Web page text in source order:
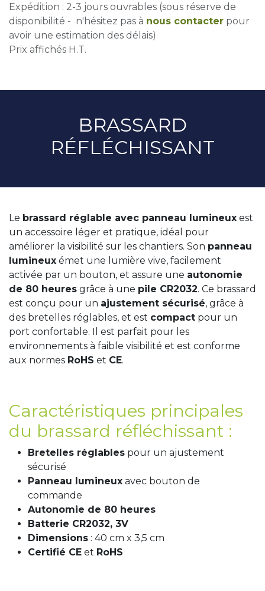
Expédition : 2-3 jours ouvrables (sous réserve de
disponibilité - n'hésitez pas à nous contacter pour
avoir une estimation des délais)
Prix affichés H.T.
BRASSARD
RÉFLÉCHISSANT
Le brassard réglable avec panneau lumineux est
un accessoire léger et pratique, idéal pour
améliorer la visibilité sur les chantiers. Son panneau
lumineux émet une lumière vive, facilement
activée par un bouton, et assure une autonomie
de 80 heures grâce à une pile CR2032. Ce brassard
est conçu pour un ajustement sécurisé, grâce à
des bretelles réglables, et est compact pour un
port confortable. Il est parfait pour les
environnements à faible visibilité et est conforme
aux normes RoHS et CE.
Caractéristiques principales
du brassard réfléchissant :
Bretelles réglables pour un ajustement
sécurisé
Panneau lumineux avec bouton de
commande
Autonomie de 80 heures
Batterie CR2032, 3V
Dimensions : 40 cm x 3,5 cm
Certifié CE et RoHS